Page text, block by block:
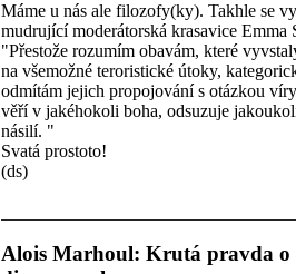
Máme u nás ale filozofy(ky). Takhle se
mudrující moderátorská krasavice Emma
"Přestože rozumím obavám, které
na všemožné teroristické útoky,
odmítám jejich propojování s otázkou
věří v jakéhokoli boha, odsuzuje
násilí. "
Svatá prostoto!
(ds)
Alois Marhoul: Krutá pravda o